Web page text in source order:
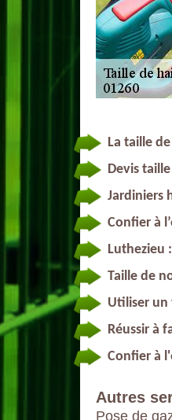
La taille
Devis
Jardiniers
Confier à
Luthezieu
Taille de
Utiliser un
Réussir à
Confier à
Autres
Pose de